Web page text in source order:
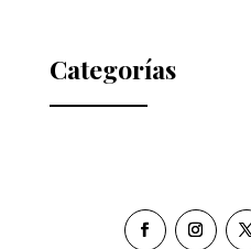
Categorías